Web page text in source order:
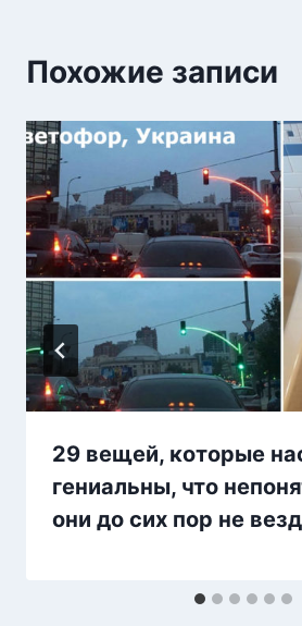
Похожие записи
29 вещей, которые
гениальны, что
они до сих пор не